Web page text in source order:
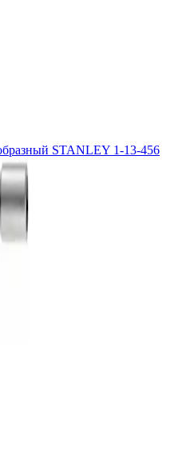
STANLEY 1-13-456